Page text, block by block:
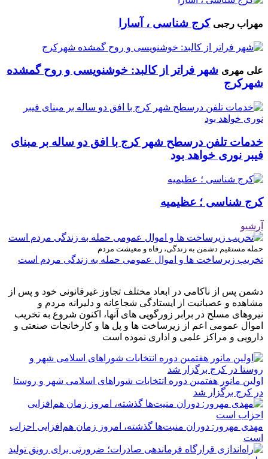
مهراب رجبی کرج شناسی ، آسارا
علی مهری شهر فراتر از کالبد: خوشنویسی و روح گمشده
شهرکرج
خدمات تلفن درسطح شهر کرج با افق دو ساله بر مبنای
فیبر نوری خواهد بود
کرج شناسی ؛ عظیمیه
آرشیو
حمله مستقیم دشمن به زندگی، رفاه و معیشت مردم
تخریب زیرساخت ها و اموال عمومی حمله به زندگی مردم است
دشمن پس از ناکامی در ابعاد مختلف تجاوز غیرقانونی خود و پس از
مشاهده و عصبانیت از ایستادگی شجاعانه و دلیرانه مردم و
نیروهای مسلح در برابر زورگویی های آنها، اکنون شروع به تخریب
اموال عمومی اعم از زیرساخت ها و پل ها و کارخانجات صنعتی و
دارویی و مراکز علمی و اداری نموده است
اولین مانور هفتمین دوره انتخابات شوراهای اسلامی شهر و روستا
در کرج برگزار شد
مهدی مهرور: دوران منیت‌ها گذشته، امروز زمان هم‌افزایی احزاب
است